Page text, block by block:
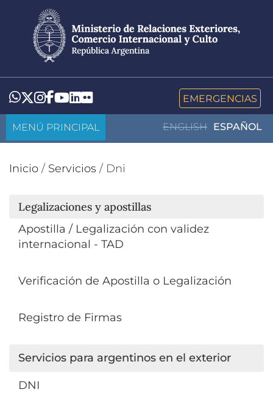
contenido
principal
Whatsapp
Twitter
Instagram
Facebook
YouTube
LinkedIn
Flickr EMERGENCIAS
ENGLISH ESPAÑOL
MENÚ PRINCIPAL
Inicio / Servicios / Dni
Legalizaciones y apostillas
Apostilla / Legalización con validez
internacional - TAD
Verificación de Apostilla o Legalización
Registro de Firmas
Servicios para argentinos en el exterior
DNI